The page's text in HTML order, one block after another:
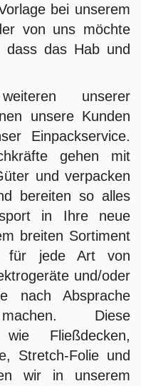
bei unserem
von uns möchte
dass das Hab und
unserer
unsere Kunden
Einpackservice.
gehen mit
und verpacken
bereiten so alles
in Ihre neue
breiten Sortiment
für jede Art von
und/oder
nach Absprache
Diese
wie Fließdecken,
Stretch-Folie und
wir in unserem